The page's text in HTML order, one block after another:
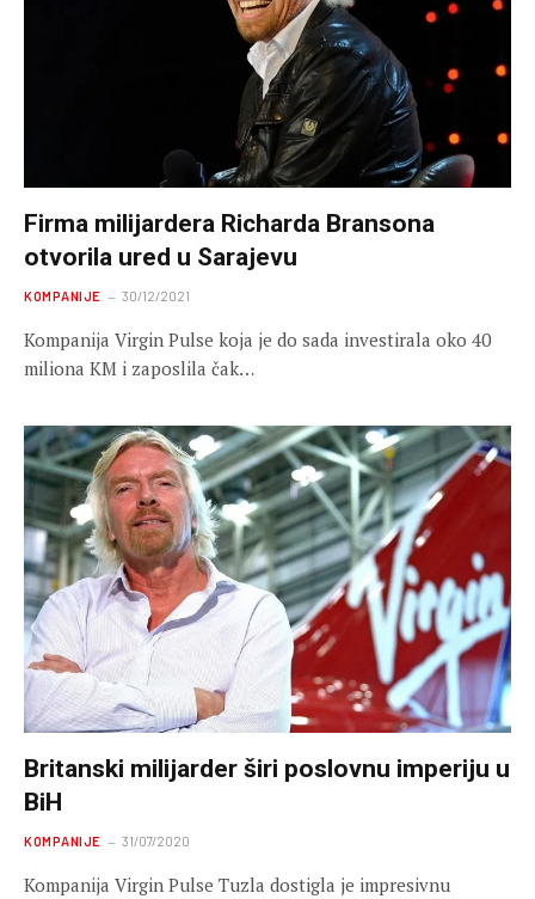
Firma milijardera Richarda Bransona
otvorila ured u Sarajevu
KOMPANIJE 30/12/2021
Kompanija Virgin Pulse koja je do sada investirala oko 40
miliona KM i zaposlila čak…
Britanski milijarder širi poslovnu imperiju u
BiH
KOMPANIJE 31/07/2020
Kompanija Virgin Pulse Tuzla dostigla je impresivnu